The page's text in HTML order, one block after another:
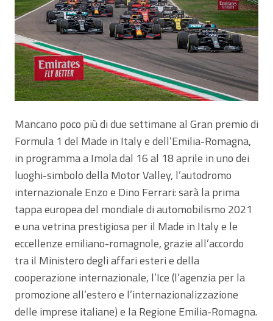
Mancano poco più di due settimane al Gran premio di
Formula 1 del Made in Italy e dell’Emilia-Romagna,
in programma a Imola dal 16 al 18 aprile in uno dei
luoghi-simbolo della Motor Valley, l’autodromo
internazionale Enzo e Dino Ferrari: sarà la prima
tappa europea del mondiale di automobilismo 2021
e una vetrina prestigiosa per il Made in Italy e le
eccellenze emiliano-romagnole, grazie all’accordo
tra il Ministero degli affari esteri e della
cooperazione internazionale, l’Ice (l’agenzia per la
promozione all’estero e l’internazionalizzazione
delle imprese italiane) e la Regione Emilia-Romagna.